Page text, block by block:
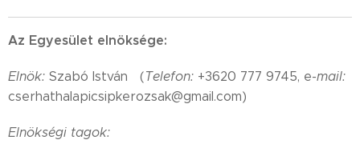
Az Egyesület elnöksége:
Elnök: Szabó István (Telefon: +3620 777 9745, e-mail:
cserhathalapicsipkerozsak@gmail.com)
Elnökségi tagok: